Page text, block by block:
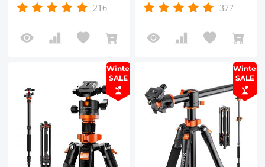
216 377
Winter
SALE
Winter
SALE